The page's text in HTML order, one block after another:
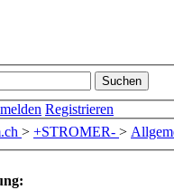
Registrieren
> +STROMER- >